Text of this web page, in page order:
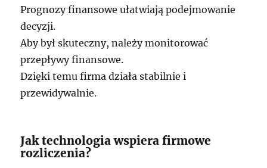
Prognozy finansowe ułatwiają podejmowanie
decyzji.
Aby był skuteczny, należy monitorować
przepływy finansowe.
Dzięki temu firma działa stabilnie i
przewidywalnie.
Jak technologia wspiera firmowe
rozliczenia?